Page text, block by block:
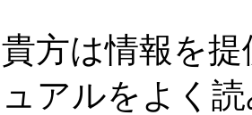
方は情報を
アルをよく